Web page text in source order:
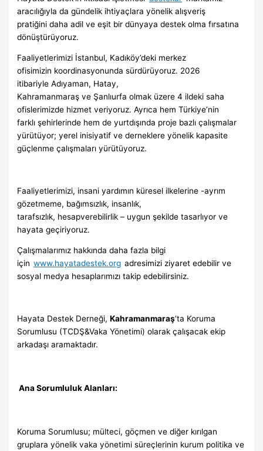
aracılığıyla da gündelik ihtiyaçlara yönelik alışveriş
pratiğini daha adil ve eşit bir dünyaya destek olma fırsatına
dönüştürüyoruz.
Faaliyetlerimizi İstanbul, Kadıköy’deki merkez
ofisimizin koordinasyonunda sürdürüyoruz. 2026
itibariyle Adıyaman, Hatay,
Kahramanmaraş ve Şanlıurfa olmak üzere 4 ildeki saha
ofislerimizde hizmet veriyoruz. Ayrıca hem Türkiye’nin
farklı şehirlerinde hem de yurtdışında proje bazlı çalışmalar
yürütüyor; yerel inisiyatif ve derneklere yönelik kapasite
güçlenme çalışmaları yürütüyoruz.
Faaliyetlerimizi, insani yardımın küresel ilkelerine -ayrım
gözetmeme, bağımsızlık, insanlık,
tarafsızlık, hesapverebilirlik – uygun şekilde tasarlıyor ve
hayata geçiriyoruz.
Çalışmalarımız hakkında daha fazla bilgi
içinwww.hayatadestek.org adresimizi ziyaret edebilir ve
sosyal medya hesaplarımızı takip edebilirsiniz.
Hayata Destek Derneği,Kahramanmaraş‘ta Koruma
Sorumlusu (TCDŞ&Vaka Yönetimi) olarak çalışacak ekip
arkadaşı aramaktadır.
Ana Sorumluluk Alanları:
Koruma Sorumlusu; mülteci, göçmen ve diğer kırılgan
gruplara yönelik vaka yönetimi süreçlerinin kurum politika ve